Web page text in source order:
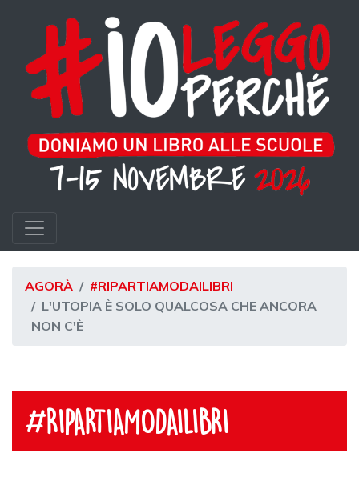
AGORÀ
#RIPARTIAMODAILIBRI
L'UTOPIA È SOLO QUALCOSA CHE ANCORA
NON C'È
#RIPARTIAMODAILIBRI